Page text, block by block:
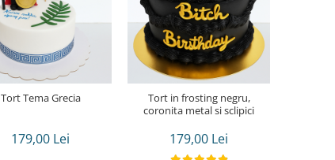
Tort Tema Grecia
179,00 Lei
Tort in frosting negru,
coronita metal si sclipici
179,00 Lei